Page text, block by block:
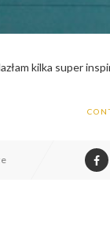
kilka super